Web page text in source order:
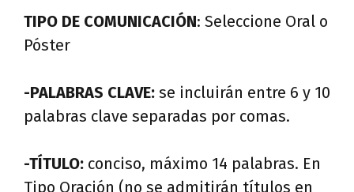
TIPO DE COMUNICACIÓN: Seleccione Oral o
Póster
-PALABRAS CLAVE: se incluirán entre 6 y 10
palabras clave separadas por comas.
-TÍTULO: conciso, máximo 14 palabras. En
Tipo Oración (no se admitirán títulos en